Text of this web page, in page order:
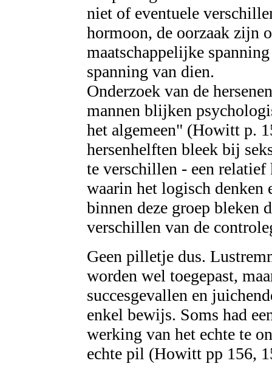
niet of eventuele
hormoon, de oorzaak zijn
maatschappelijke
spanning van dien.
Onderzoek van de
mannen blijken
het algemeen" (Howitt p.
hersenhelften bleek bij
te verschillen - een
waarin het logisch denken
binnen deze groep bleken
verschillen van de
Geen pilletje dus.
worden wel toegepast,
succesgevallen en
enkel bewijs. Soms had
werking van het echte te
echte pil (Howitt pp 156,